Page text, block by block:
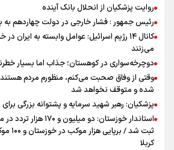
روایت پزشکیان از انحلال بانک آینده
رئیس جمهور : فشار خارجی در دولت چهاردهم
کانال ۱۴ رژیم اسرائیل: عوامل وابسته به ایران
می‌زنند
دوچرخه‌سواری در کوهستان؛ جذاب اما بسیار
وقتی از وفاق صحبت می‌کنم، منظورم مردم
شده و متوقف نخواهد شد
پزشکیان: رهبر شهید سرمایه و پشتوانه بزرگی برای
استاندار خوزستان: دو
ثبت
کربلا